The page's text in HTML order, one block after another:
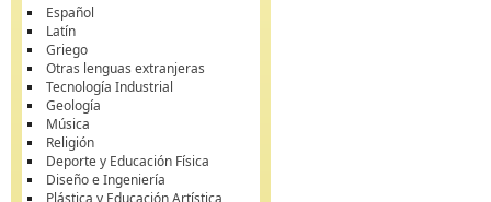
Español
Latín
Griego
Otras lenguas extranjeras
Tecnología Industrial
Geología
Música
Religión
Deporte y Educación Física
Diseño e Ingeniería
Plástica y Educación Artística